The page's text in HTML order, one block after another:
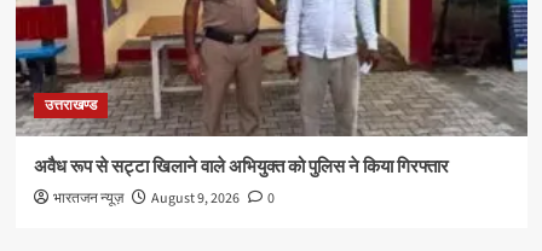
उत्तराखण्ड
अवैध रूप से सट्टा खिलाने वाले अभियुक्त को पुलिस ने किया गिरफ्तार
भारतजन न्यूज़ August 9, 2026 0